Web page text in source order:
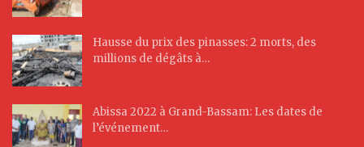
Hausse du prix des pinasses: 2 morts, des
millions de dégâts à…
Abissa 2022 à Grand-Bassam: Les dates de
l’événement…